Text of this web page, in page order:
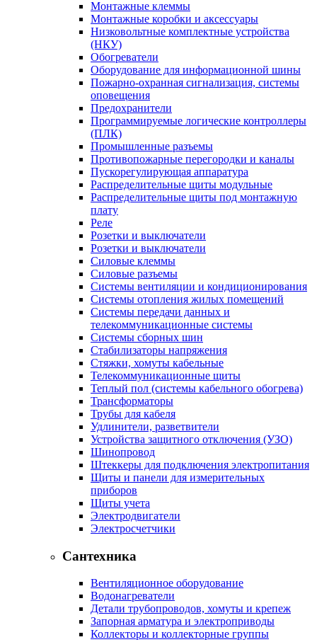
Монтажные клеммы
Монтажные коробки и аксессуары
Низковольтные комплектные устройства
(НКУ)
Обогреватели
Оборудование для информационной шины
Пожарно-охранная сигнализация, системы
оповещения
Предохранители
Программируемые логические контроллеры
(ПЛК)
Промышленные разъемы
Противопожарные перегородки и каналы
Пускорегулирующая аппаратура
Распределительные щиты модульные
Распределительные щиты под монтажную
плату
Реле
Розетки и выключатели
Розетки и выключатели
Силовые клеммы
Силовые разъемы
Системы вентиляции и кондиционирования
Системы отопления жилых помещений
Системы передачи данных и
телекоммуникационные системы
Системы сборных шин
Стабилизаторы напряжения
Стяжки, хомуты кабельные
Телекоммуникационные щиты
Теплый пол (системы кабельного обогрева)
Трансформаторы
Трубы для кабеля
Удлинители, разветвители
Устройства защитного отключения (УЗО)
Шинопровод
Штеккеры для подключения электропитания
Щиты и панели для измерительных
приборов
Щиты учета
Электродвигатели
Электросчетчики
Сантехника
Вентиляционное оборудование
Водонагреватели
Детали трубопроводов, хомуты и крепеж
Запорная арматура и электроприводы
Коллекторы и коллекторные группы